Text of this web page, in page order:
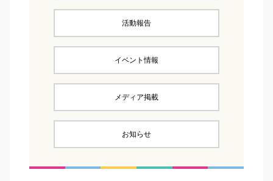
活動報告
イベント情報
メディア掲載
お知らせ